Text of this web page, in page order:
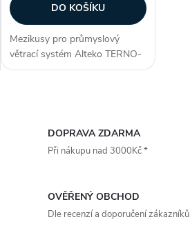
DO KOŠÍKU
Mezikusy pro průmyslový
větrací systém Alteko TERNO-
S. Vhodné pro systém řady
DOPRAVA ZDARMA
Při nákupu nad 3000Kč *
OVĚŘENÝ OBCHOD
Dle recenzí a doporučení zákazníků